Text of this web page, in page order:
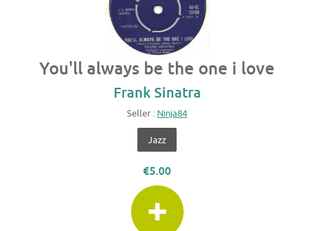
You'll always be the one i love
Frank Sinatra
Seller : Ninja84
Jazz
€5.00